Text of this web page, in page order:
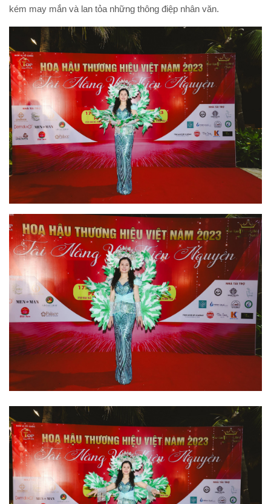
kém may mắn và lan tỏa những thông điệp nhân văn.